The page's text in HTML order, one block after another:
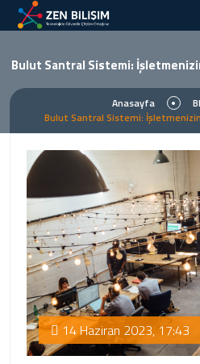
Bulut Santral Sistemi:
Anasayfa
Bulut Santral Sistemi:
14 Haziran 2023, 17:43